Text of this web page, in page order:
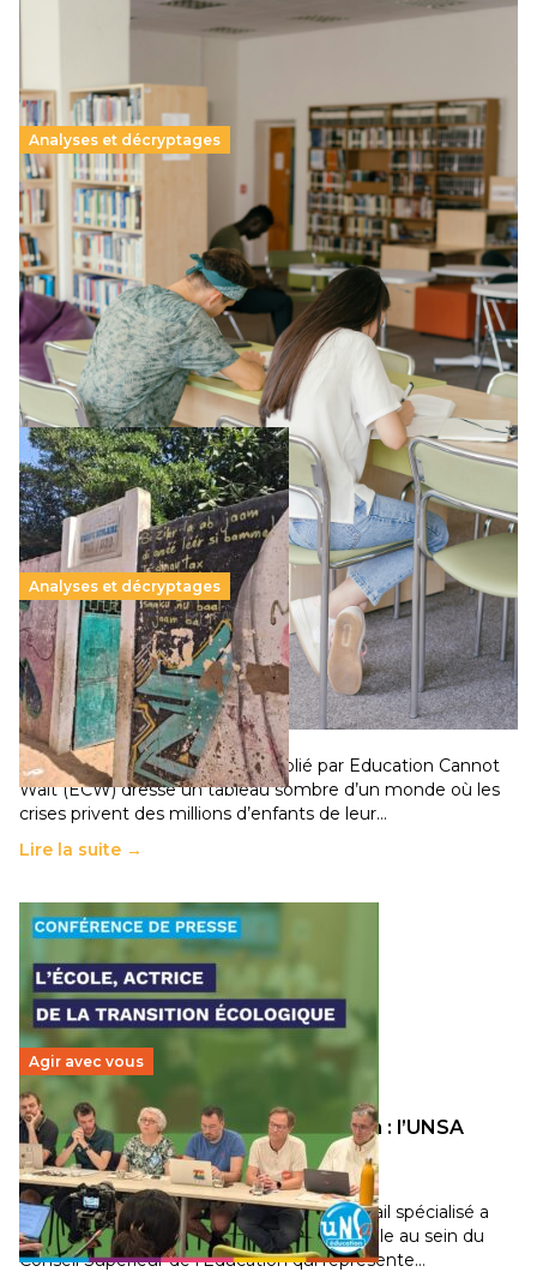
Analyses et décryptages
Supérieur privé : une dérive qui met à mal la
promesse républicaine
11 juillet 2026-
Le projet de loi sur la régulation de l’enseignement
supérieur privé met en lumière l’amplification d’un système
qui relègue l’acte pédagogique au superfétatoire, voire à…
Lire la suite →
Analyses et décryptages
258 millions d’enfants victimes de la guerre, des
chocs climatiques et des déplacements de
population
11 juillet 2026-National
Un nouveau rapport mondial publié par Education Cannot
Wait (ECW) dresse un tableau sombre d’un monde où les
crises privent des millions d’enfants de leur…
Lire la suite →
Agir avec vous
Transition écologique de l’éducation : l’UNSA
Éducation fait bouger les lignes
30 juin 2026-National
Pendant plusieurs mois, un groupe de travail spécialisé a
travaillé sur la transition écologique de l’Ecole au sein du
Conseil Supérieur de l’Éducation qui représente…